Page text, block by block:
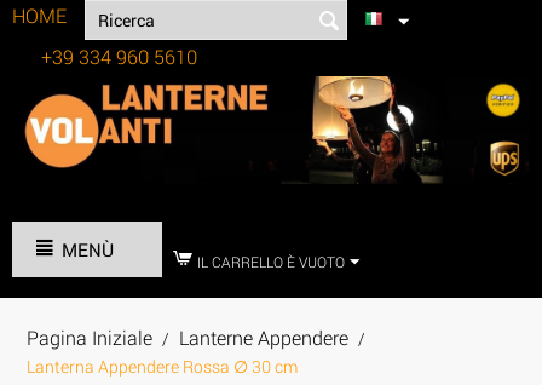
HOME
+39 334 960 5610
MENÙ IL CARRELLO È VUOTO
Pagina Iniziale / Lanterne Appendere /
Lanterna Appendere Rossa ∅ 30 cm